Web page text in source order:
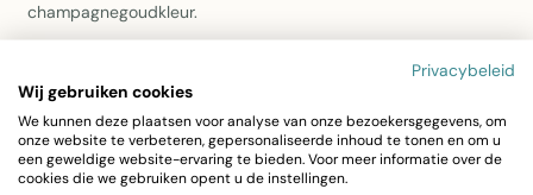
champagnegoudkleur.
Materiaal: Satijn polyester
Kleur: Champagnegoud
Wasbaar op 30 graden
Gewicht: 0,62 kg
Privacybeleid
Wij gebruiken cookies
We kunnen deze plaatsen voor analyse van onze bezoekersgegevens, om
onze website te verbeteren, gepersonaliseerde inhoud te tonen en om u
een geweldige website-ervaring te bieden. Voor meer informatie over de
cookies die we gebruiken opent u de instellingen.